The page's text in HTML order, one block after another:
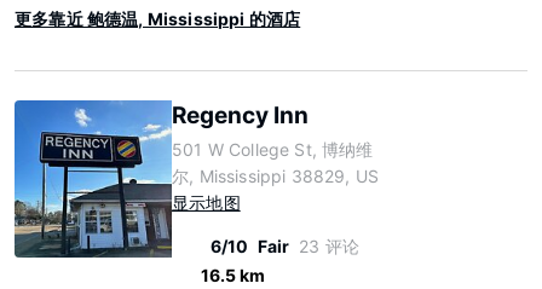
更多靠近 鲍德温, Mississippi 的酒店
Regency Inn
501 W College St, 博纳维
尔, Mississippi 38829, US
显示地图
6/10 Fair 23 评论
16.5 km